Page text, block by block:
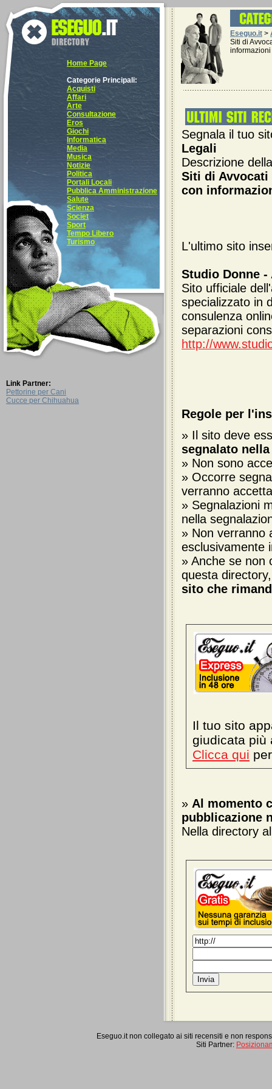
Home Page
Categorie Principali:
Acquisti
Affari
Arte
Consultazione
Eros
Giochi
Informatica
Media
Musica
Notizie
Politica
Portali Locali
Pubblica Amministrazione
Salute
Scienza
Societ
Sport
Tempo Libero
Turismo
Link Partner:
Pettorine per Cani
Cucce per Chihuahua
Eseguo.it >
Siti di
Segnala il tuo
Legali
Descrizione
Siti di
con
L'ultimo sito
Studio Donne
Sito ufficiale
specializzato in
consulenza
separazioni
http://
Regole per
» Il sito deve
segnalato
» Non sono
» Occorre
verranno
» Segnalazioni
nella
» Non verranno
esclusivamente
» Anche se non
questa
sito che
Il tuo sito
giudicata più
Clicca qui
» Al momento
pubblicazione
Nella directory
Eseguo.it non collegato ai siti recensiti e non
Siti Partner: